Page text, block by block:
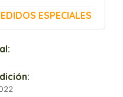
ESPECIALES